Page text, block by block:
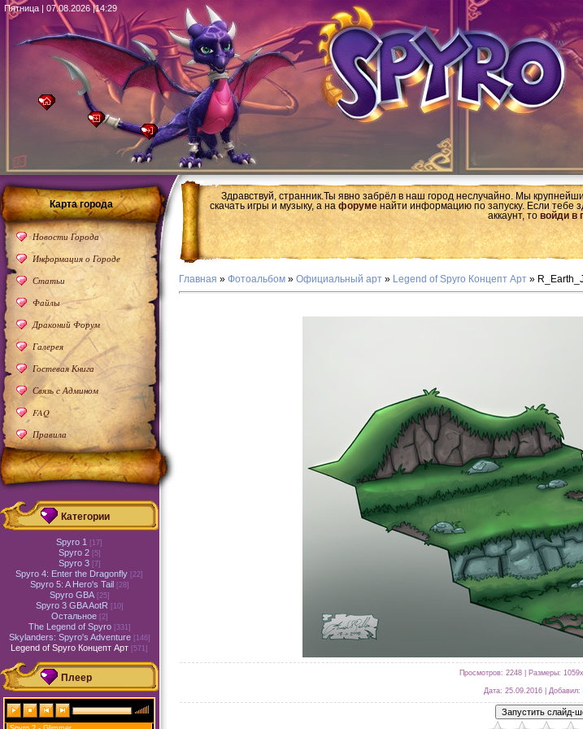
Пятница | 07.08.2026 |14:29
Здравствуй, странник.Ты явно забрёл в наш город неслучайно. Мы
скачать игры и музыку, а на форуме найти информацию по запуску. Если тебе
аккаунт, то войди в
Главная » Фотоальбом » Официальный арт » Legend of Spyro Концепт Арт »
Просмотров: 2248 | Размеры:
Дата: 25.09.2016 | Добавил:
Карта города
Новости Города
Информация о Городе
Статьи
Файлы
Драконий Форум
Галерея
Гостевая Книга
Связь с Админом
FAQ
Правила
Категории
Spyro 1 [17]
Spyro 2 [5]
Spyro 3 [7]
Spyro 4: Enter the Dragonfly [22]
Spyro 5: A Hero's Tail [28]
Spyro GBA [25]
Spyro 3 GBA AotR [10]
Остальное [2]
The Legend of Spyro [331]
Skylanders: Spyro's Adventure [146]
Legend of Spyro Концепт Арт [571]
Плеер